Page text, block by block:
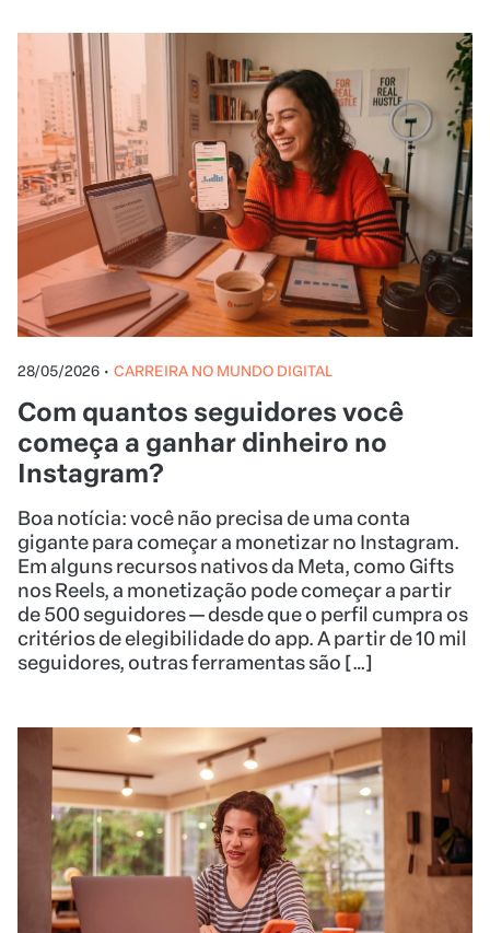
28/05/2026 • CARREIRA NO MUNDO DIGITAL
Com quantos seguidores você
começa a ganhar dinheiro no
Instagram?
Boa notícia: você não precisa de uma conta
gigante para começar a monetizar no Instagram.
Em alguns recursos nativos da Meta, como Gifts
nos Reels, a monetização pode começar a partir
de 500 seguidores — desde que o perfil cumpra os
critérios de elegibilidade do app. A partir de 10 mil
seguidores, outras ferramentas são […]